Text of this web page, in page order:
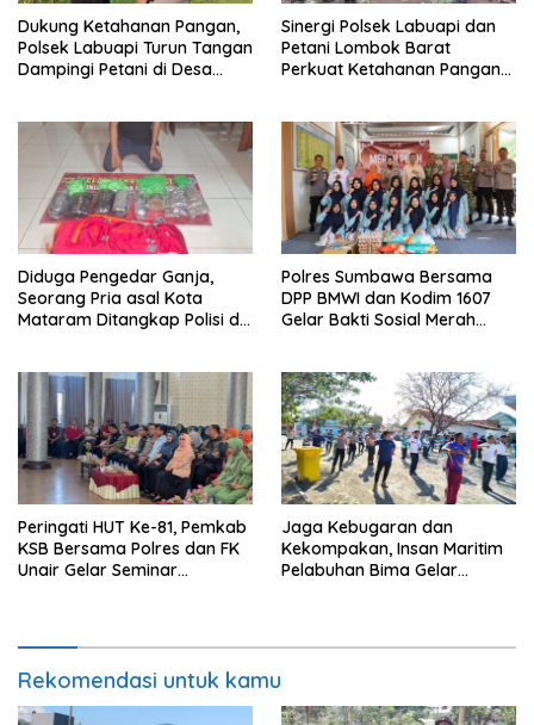
Dukung Ketahanan Pangan,
Polsek Labuapi Turun Tangan
Dampingi Petani di Desa
Sinergi Polsek Labuapi dan
Petani Lombok Barat
Perkuat Ketahanan Pangan
Diduga Pengedar Ganja,
Seorang Pria asal Kota
Mataram Ditangkap Polisi di
Polres Sumbawa Bersama
DPP BMWI dan Kodim 1607
Gelar Bakti Sosial Merah
Peringati HUT Ke-81, Pemkab
KSB Bersama Polres dan FK
Unair Gelar Seminar
Jaga Kebugaran dan
Kekompakan, Insan Maritim
Pelabuhan Bima Gelar
Rekomendasi untuk kamu